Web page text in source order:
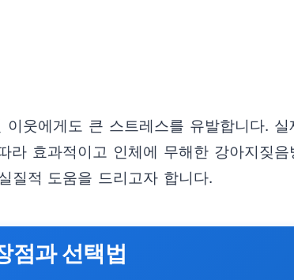
웃에게도 큰 스트레스를 유발합니다.
라 효과적이고 인체에 무해한 강아지짖
질적 도움을 드리고자 합니다.
점과 선택법